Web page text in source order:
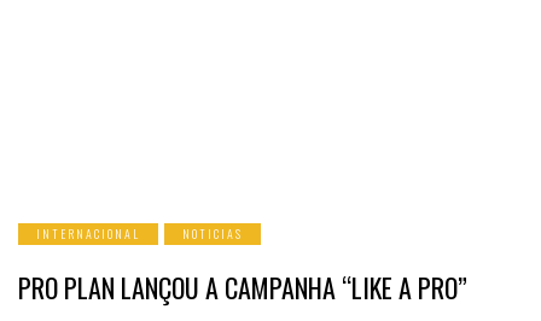
INTERNACIONAL NOTICIAS
PRO PLAN LANÇOU A CAMPANHA “LIKE A PRO”